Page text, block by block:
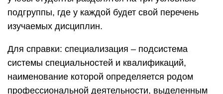
подгруппы, где у каждой будет свой перечень
изучаемых дисциплин.
Для справки: специализация – подсистема
системы специальностей и квалификаций,
наименование которой определяется родом
профессиональной деятельности, выделенным